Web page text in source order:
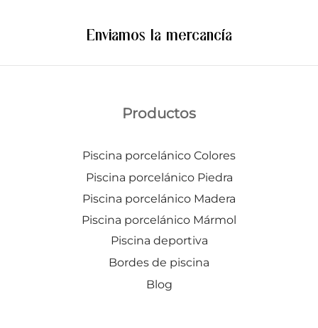
Enviamos la mercancía
Productos
Piscina porcelánico Colores
Piscina porcelánico Piedra
Piscina porcelánico Madera
Piscina porcelánico Mármol
Piscina deportiva
Bordes de piscina
Blog